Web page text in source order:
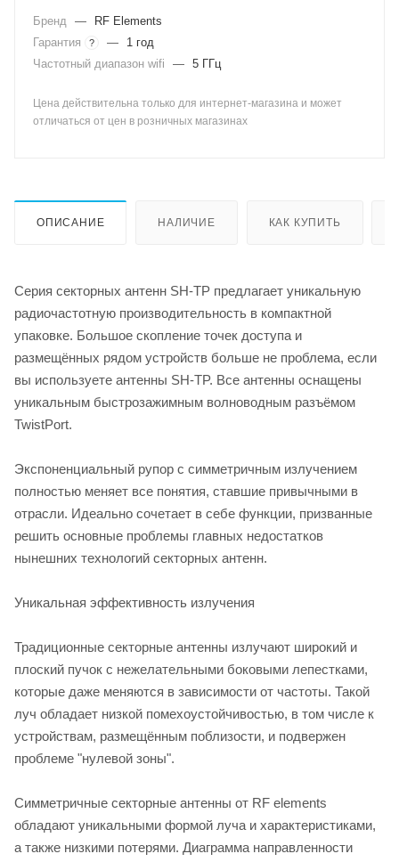
Бренд —
RF Elements
Гарантия
? —
1 год
Частотный диапазон wifi
— 5 ГГц
Цена действительна только для интернет-магазина и может
отличаться от цен в розничных магазинах
ОПИСАНИЕ НАЛИЧИЕ КАК КУПИТЬ
Серия секторных антенн SH-TP предлагает уникальную
радиочастотную производительность в компактной
упаковке. Большое скопление точек доступа и
размещённых рядом устройств больше не проблема, если
вы используете антенны SH-TP. Все антенны оснащены
уникальным быстрозажимным волноводным разъёмом
TwistPort.
Экспоненциальный рупор с симметричным излучением
полностью меняет все понятия, ставшие привычными в
отрасли. Идеально сочетает в себе функции, призванные
решить основные проблемы главных недостатков
нынешних технологий секторных антенн.
Уникальная эффективность излучения
Традиционные секторные антенны излучают широкий и
плоский пучок с нежелательными боковыми лепестками,
которые даже меняются в зависимости от частоты. Такой
луч обладает низкой помехоустойчивостью, в том числе к
устройствам, размещённым поблизости, и подвержен
проблеме "нулевой зоны".
Симметричные секторные антенны от RF elements
обладают уникальными формой луча и характеристиками,
а также низкими потерями. Диаграмма направленности